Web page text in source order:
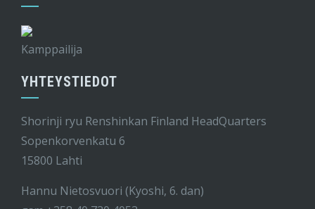
Kamppailija
YHTEYSTIEDOT
Shorinji ryu Renshinkan Finland HeadQuarters
Sopenkorvenkatu 6
15800 Lahti
Hannu Nietosvuori (Kyoshi, 6. dan)